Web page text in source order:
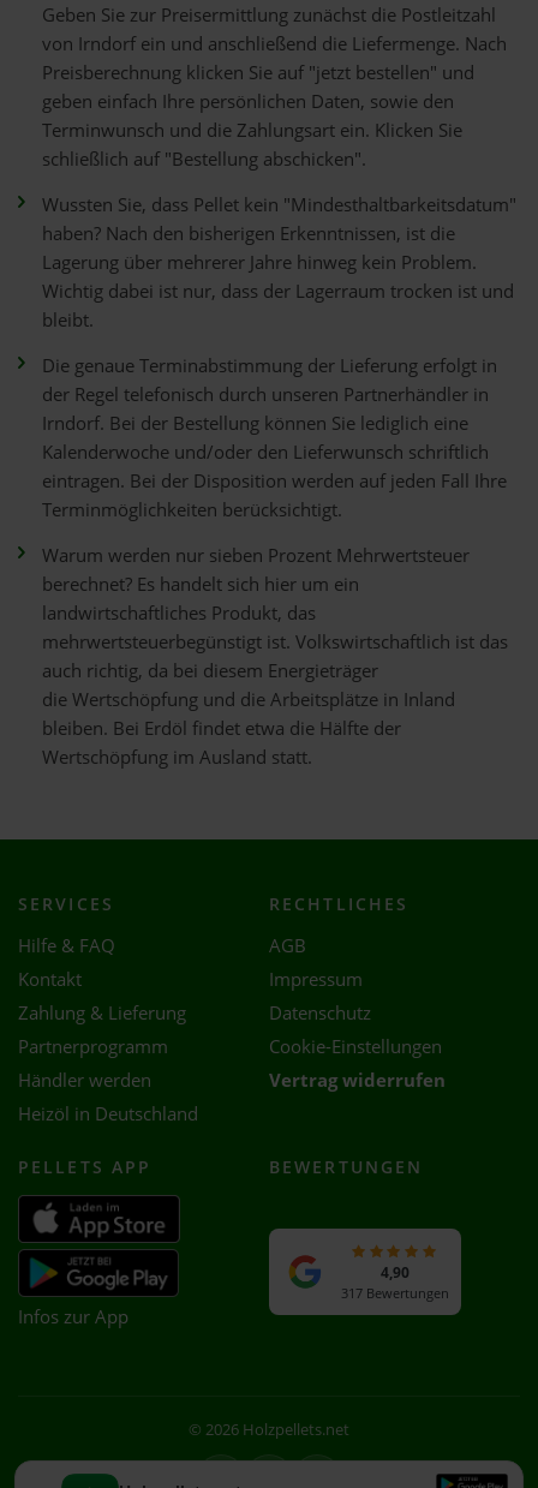
Geben Sie zur Preisermittlung zunächst die Postleitzahl
von Irndorf ein und anschließend die Liefermenge. Nach
Preisberechnung klicken Sie auf "jetzt bestellen" und
geben einfach Ihre persönlichen Daten, sowie den
Terminwunsch und die Zahlungsart ein. Klicken Sie
schließlich auf "Bestellung abschicken".
Wussten Sie, dass Pellet kein "Mindesthaltbarkeitsdatum"
haben? Nach den bisherigen Erkenntnissen, ist die
Lagerung über mehrerer Jahre hinweg kein Problem.
Wichtig dabei ist nur, dass der Lagerraum trocken ist und
bleibt.
Die genaue Terminabstimmung der Lieferung erfolgt in
der Regel telefonisch durch unseren Partnerhändler in
Irndorf. Bei der Bestellung können Sie lediglich eine
Kalenderwoche und/oder den Lieferwunsch schriftlich
eintragen. Bei der Disposition werden auf jeden Fall Ihre
Terminmöglichkeiten berücksichtigt.
Warum werden nur sieben Prozent Mehrwertsteuer
berechnet? Es handelt sich hier um ein
landwirtschaftliches Produkt, das
mehrwertsteuerbegünstigt ist. Volkswirtschaftlich ist das
auch richtig, da bei diesem Energieträger
die Wertschöpfung und die Arbeitsplätze in Inland
bleiben. Bei Erdöl findet etwa die Hälfte der
Wertschöpfung im Ausland statt.
SERVICES
Hilfe & FAQ
Kontakt
Zahlung & Lieferung
Partnerprogramm
Händler werden
Heizöl in Deutschland
RECHTLICHES
AGB
Impressum
Datenschutz
Cookie-Einstellungen
Vertrag widerrufen
PELLETS APP
Infos zur App
BEWERTUNGEN
4,90
317 Bewertungen
© 2026 Holzpellets.net